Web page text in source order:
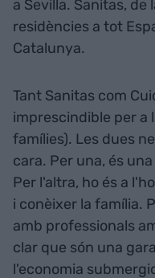
a Sevilla. Sanitas, de
residències a tot
Catalunya.
Tant Sanitas com
imprescindible per a
famílies). Les dues
cara. Per una, és
Per l'altra, ho és a
i conèixer la família.
amb professionals
clar que són una
l'economia